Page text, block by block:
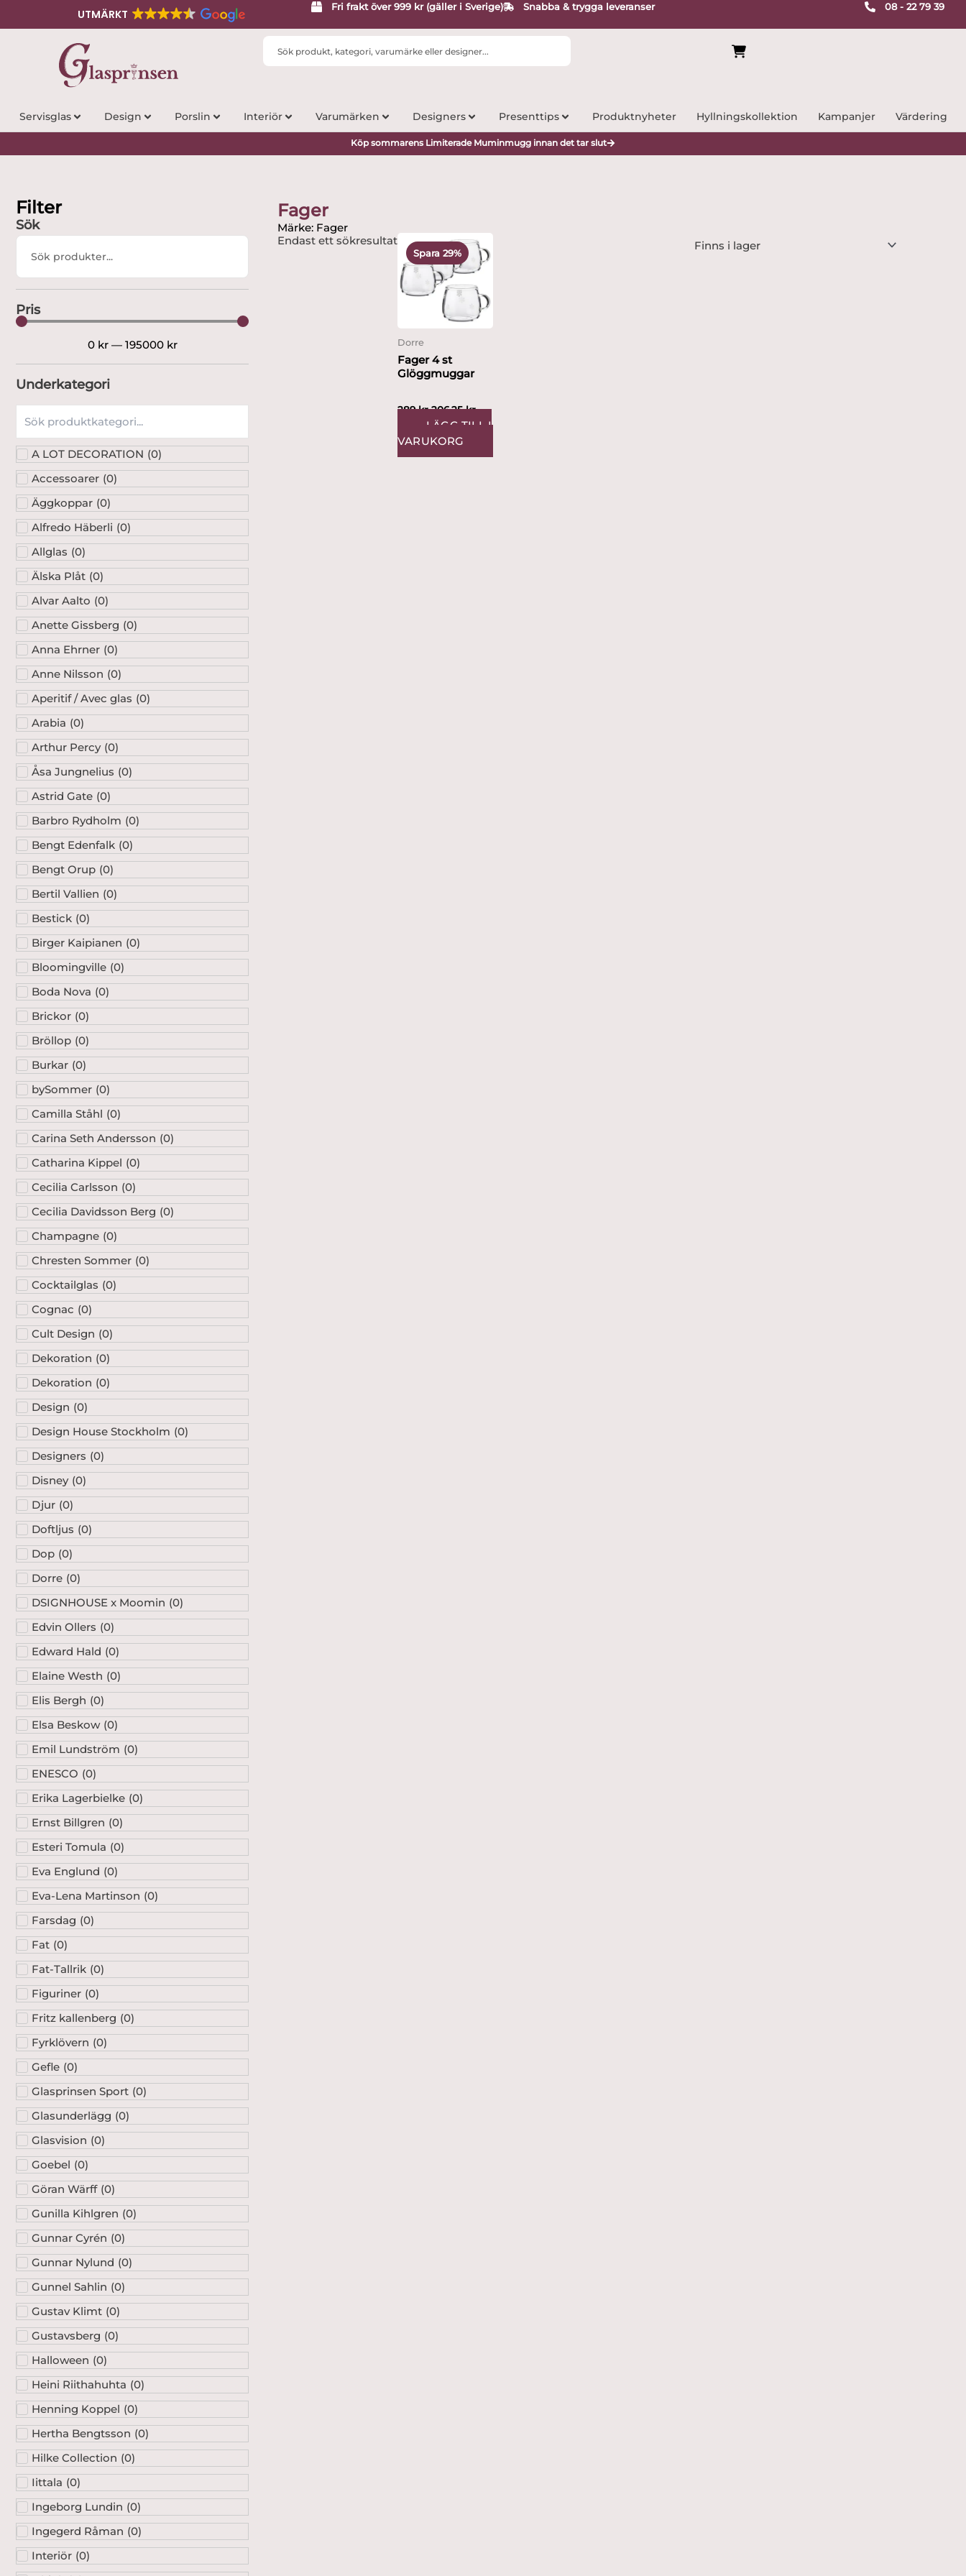
UTMÄRKT
Fri frakt över 999 kr (gäller i Sverige) Snabba & trygga leveranser 08 - 22 79 39
Search
Servisglas Design Porslin Interiör Varumärken Designers Presenttips Produktnyheter Hyllningskollektion Kampanjer Värdering
Köp sommarens Limiterade Muminmugg innan det tar slut
Filter
Sök
Search
Pris
0 kr— 195000 kr
Underkategori
A LOT DECORATION (0)
Accessoarer (0)
Äggkoppar (0)
Alfredo Häberli (0)
Allglas (0)
Älska Plåt (0)
Alvar Aalto (0)
Anette Gissberg (0)
Anna Ehrner (0)
Anne Nilsson (0)
Aperitif / Avec glas (0)
Arabia (0)
Arthur Percy (0)
Åsa Jungnelius (0)
Astrid Gate (0)
Barbro Rydholm (0)
Bengt Edenfalk (0)
Bengt Orup (0)
Bertil Vallien (0)
Bestick (0)
Birger Kaipianen (0)
Bloomingville (0)
Boda Nova (0)
Brickor (0)
Bröllop (0)
Burkar (0)
bySommer (0)
Camilla Ståhl (0)
Carina Seth Andersson (0)
Catharina Kippel (0)
Cecilia Carlsson (0)
Cecilia Davidsson Berg (0)
Champagne (0)
Chresten Sommer (0)
Cocktailglas (0)
Cognac (0)
Cult Design (0)
Dekoration (0)
Dekoration (0)
Design (0)
Design House Stockholm (0)
Designers (0)
Disney (0)
Djur (0)
Doftljus (0)
Dop (0)
Dorre (0)
DSIGNHOUSE x Moomin (0)
Edvin Ollers (0)
Edward Hald (0)
Elaine Westh (0)
Elis Bergh (0)
Elsa Beskow (0)
Emil Lundström (0)
ENESCO (0)
Erika Lagerbielke (0)
Ernst Billgren (0)
Esteri Tomula (0)
Eva Englund (0)
Eva-Lena Martinson (0)
Farsdag (0)
Fat (0)
Fat-Tallrik (0)
Figuriner (0)
Fritz kallenberg (0)
Fyrklövern (0)
Gefle (0)
Glasprinsen Sport (0)
Glasunderlägg (0)
Glasvision (0)
Goebel (0)
Göran Wärff (0)
Gunilla Kihlgren (0)
Gunnar Cyrén (0)
Gunnar Nylund (0)
Gunnel Sahlin (0)
Gustav Klimt (0)
Gustavsberg (0)
Halloween (0)
Heini Riithahuhta (0)
Henning Koppel (0)
Hertha Bengtsson (0)
Hilke Collection (0)
Iittala (0)
Ingeborg Lundin (0)
Ingegerd Råman (0)
Interiör (0)
Fager
Märke: Fager
Endast ett sökresultat
Spara 29%
Dorre
Fager 4 st
Glöggmuggar
289kr
ursprungliga
priset
var:
289 kr.
206.25kr
Det
nuvarande
priset
är:
206.25 kr.
LÄGG TILL I
VARUKORG